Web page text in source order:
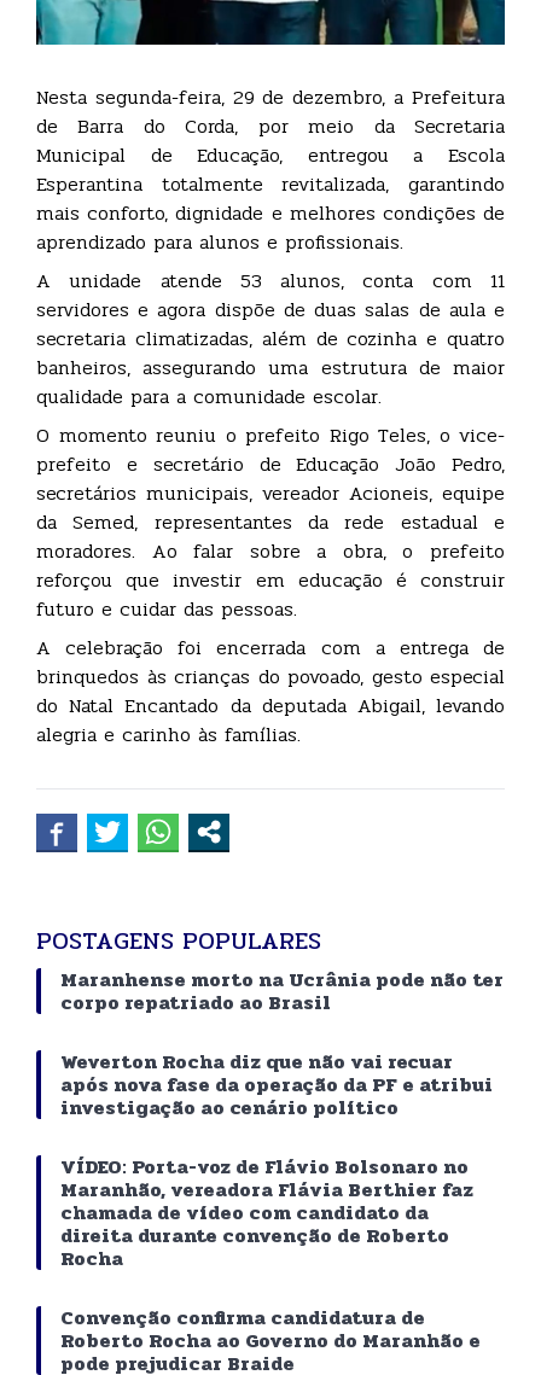
Nesta segunda-feira, 29 de dezembro, a Prefeitura
de Barra do Corda, por meio da Secretaria
Municipal de Educação, entregou a Escola
Esperantina totalmente revitalizada, garantindo
mais conforto, dignidade e melhores condições de
aprendizado para alunos e profissionais.
A unidade atende 53 alunos, conta com 11
servidores e agora dispõe de duas salas de aula e
secretaria climatizadas, além de cozinha e quatro
banheiros, assegurando uma estrutura de maior
qualidade para a comunidade escolar.
O momento reuniu o prefeito Rigo Teles, o vice-
prefeito e secretário de Educação João Pedro,
secretários municipais, vereador Acioneis, equipe
da Semed, representantes da rede estadual e
moradores. Ao falar sobre a obra, o prefeito
reforçou que investir em educação é construir
futuro e cuidar das pessoas.
A celebração foi encerrada com a entrega de
brinquedos às crianças do povoado, gesto especial
do Natal Encantado da deputada Abigail, levando
alegria e carinho às famílias.
POSTAGENS POPULARES
Maranhense morto na Ucrânia pode não ter
corpo repatriado ao Brasil
Weverton Rocha diz que não vai recuar
após nova fase da operação da PF e atribui
investigação ao cenário político
VÍDEO: Porta-voz de Flávio Bolsonaro no
Maranhão, vereadora Flávia Berthier faz
chamada de vídeo com candidato da
direita durante convenção de Roberto
Rocha
Convenção confirma candidatura de
Roberto Rocha ao Governo do Maranhão e
pode prejudicar Braide